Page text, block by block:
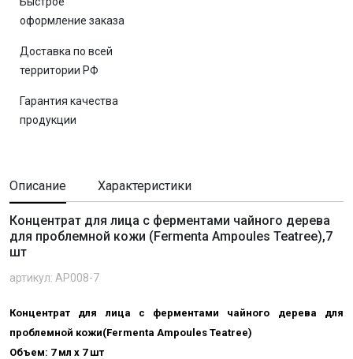
оформление заказа
Доставка по всей
территории РФ
Гарантия качества
продукции
Описание Характеристики
Концентрат для лица с ферментами чайного дерева
для проблемной кожи (Fermenta Ampoules Teatree),7
шт
артикул: AP008-7
Концентрат для лица с ферментами чайного дерева для
проблемной кожи(Fermenta Ampoules Teatree)
Объем: 7 мл х 7 шт